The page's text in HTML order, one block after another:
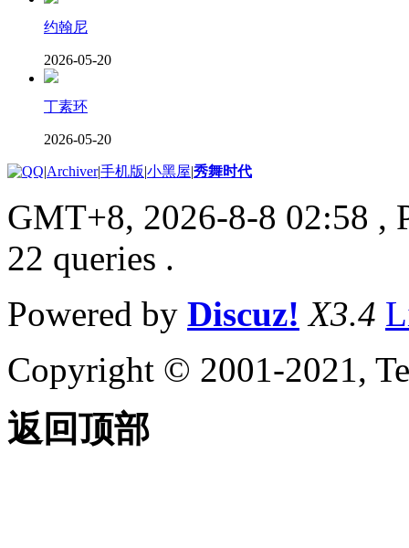
约翰尼
2026-05-20
丁素环
2026-05-20
|Archiver|手机版|小黑屋|秀舞时代
GMT+8, 2026-8-8 02:58 ,
22 queries .
Powered by Discuz! X3.4
Copyright © 2001-2021,
返回顶部